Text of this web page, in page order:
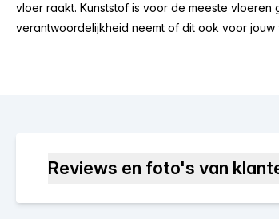
vloer raakt. Kunststof is voor de meeste vloeren
verantwoordelijkheid neemt of dit ook voor jouw
Reviews en foto's van